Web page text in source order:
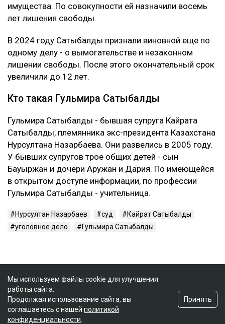
имущества. По совокупности ей назначили восемь
лет лишения свободы.
В 2024 году Сатыбалды признали виновной еще по
одному делу - о вымогательстве и незаконном
лишении свободы. После этого окончательный срок
увеличили до 12 лет.
Кто такая Гульмира Сатыбалды
Гульмира Сатыбалды - бывшая супруга Кайрата
Сатыбалды, племянника экс-президента Казахстана
Нурсултана Назарбаева. Они развелись в 2005 году.
У бывших супругов трое общих детей - сын
Бауыржан и дочери Аружан и Дария. По имеющейся
в открытом доступе информации, по профессии
Гульмира Сатыбалды - учительница.
Нурсултан Назарбаев суд
Кайрат Сатыбалды
уголовное дело
Гульмира Сатыбалды
Мы используем файлы cookie для улучшения
работы сайта.
Продолжая использование сайта, вы
соглашаетесь с нашей политикой
конфиденциальности
Принять